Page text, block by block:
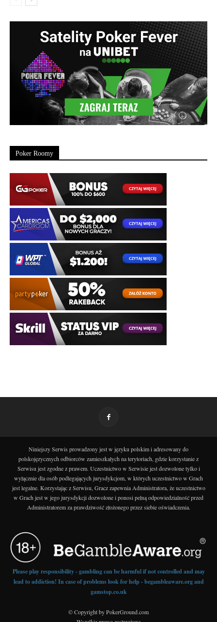
Poker Roomy
Niniejszy Serwis prowadzony jest w języku polskim i adresowany do
polskojęzycznych odbiorców zamieszkałych na terytoriach, gdzie korzystanie z
Serwisu jest zgodne z prawem. Uczestnictwo w Serwisie jest dozwolone tylko i
wyłącznie dla osób podlegających jurysdykcjom, w których uczestnictwo w Grach
jest legalne. Korzystając z Serwisu, Gracz zapewnia Administratora, że uczestnictwo
w Grach jest w jego jurysdykcji dozwolone i ponosi pełną odpowiedzialność przed
Administratorem za prawdziwość złożonego przez siebie oświadczenia.
Please play responsibility - gambling can be harmful if not controlled and may
lead to addiction! In case of problems look for help - begambleaware.org and
gamstop.co.uk
© Copyright by PokerGround.com